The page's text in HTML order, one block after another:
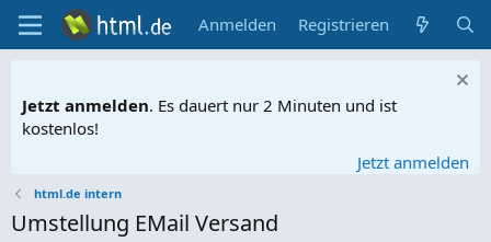
Anmelden Registrieren
Jetzt anmelden. Es dauert nur 2 Minuten und ist
kostenlos!
Jetzt anmelden
html.de intern
Umstellung EMail Versand